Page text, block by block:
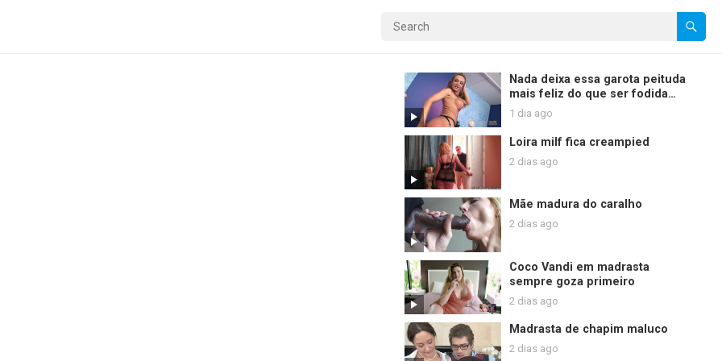
Nada deixa essa garota peituda
mais feliz do que ser fodida
com força
1 dia ago
Loira milf fica creampied
2 dias ago
Mãe madura do caralho
2 dias ago
Coco Vandi em madrasta
sempre goza primeiro
2 dias ago
Madrasta de chapim maluco
2 dias ago